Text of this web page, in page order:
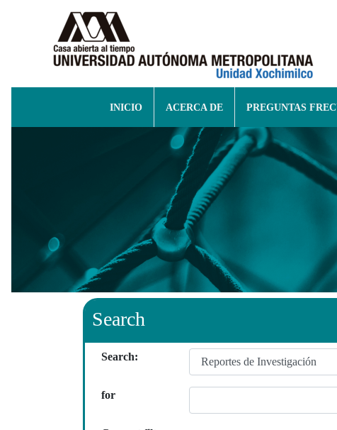
INICIO ACERCA DE PREGUNTAS
Search
Search:
for